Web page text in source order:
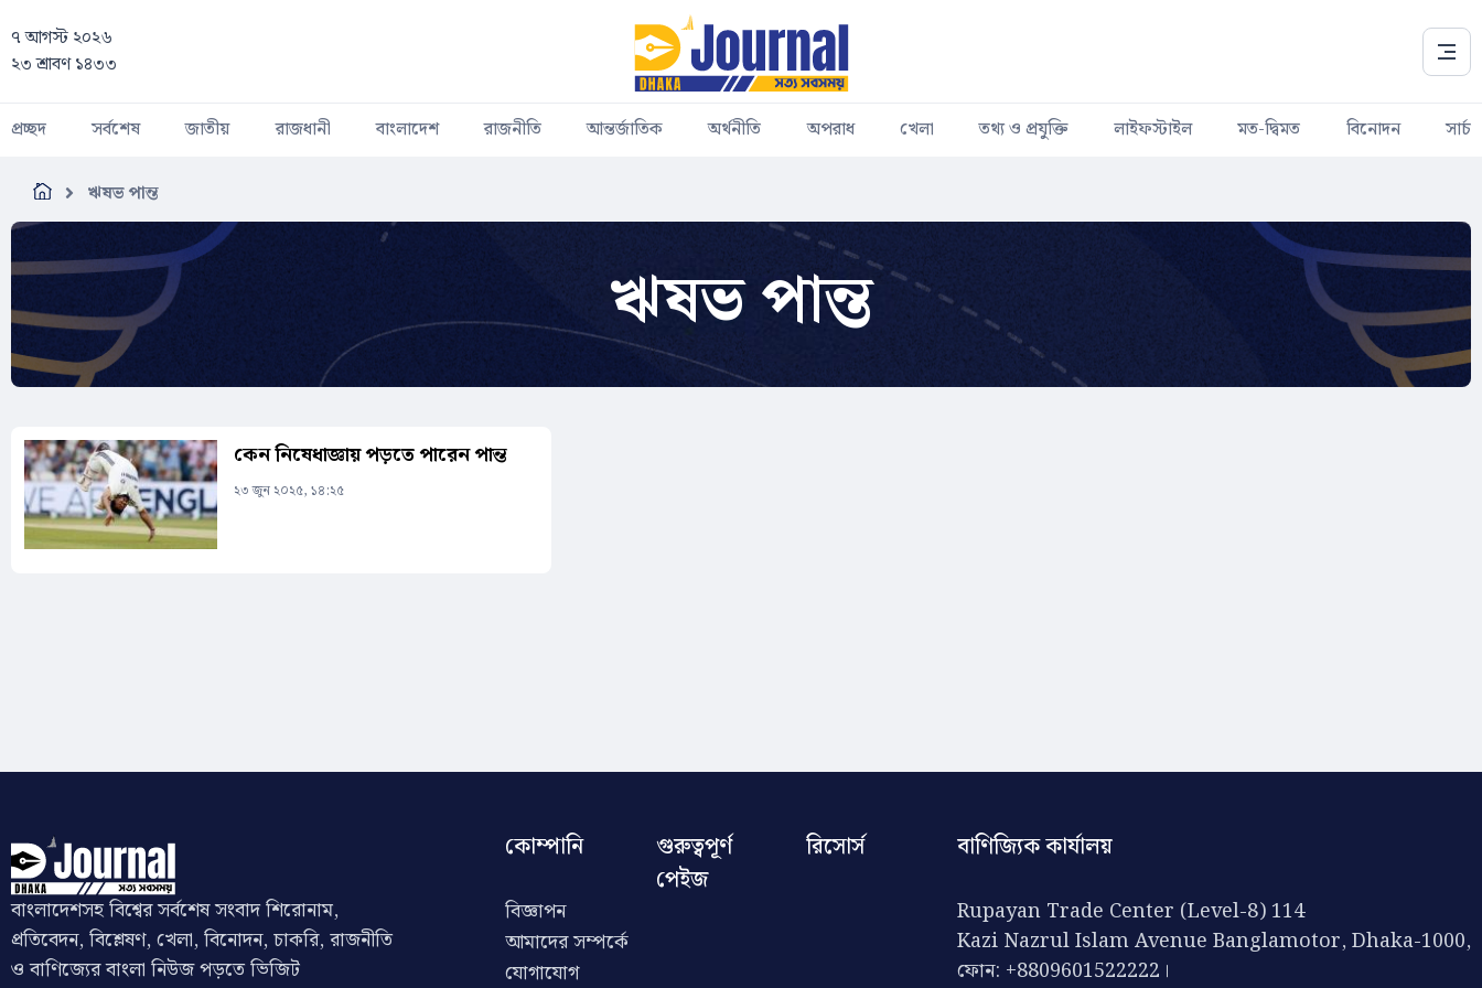
৭ আগস্ট ২০২৬
২৩ শ্রাবণ ১৪৩৩
প্রচ্ছদ সর্বশেষ জাতীয় রাজধানী বাংলাদেশ রাজনীতি আন্তর্জাতিক অর্থনীতি অপরাধ খেলা তথ্য ও প্রযুক্তি লাইফস্টাইল মত-দ্বিমত বিনোদন সার্চ
ঋষভ পান্ত
ঋষভ পান্ত
কেন নিষেধাজ্ঞায় পড়তে পারেন পান্ত
২৩ জুন ২০২৫, ১৪:২৫
বাংলাদেশসহ বিশ্বের সর্বশেষ সংবাদ শিরোনাম,
প্রতিবেদন, বিশ্লেষণ, খেলা, বিনোদন, চাকরি, রাজনীতি
ও বাণিজ্যের বাংলা নিউজ পড়তে ভিজিট
কোম্পানি
বিজ্ঞাপন
আমাদের সম্পর্কে
যোগাযোগ
গুরুত্বপূর্ণ
পেইজ
রিসোর্স বাণিজ্যিক কার্যালয়
Rupayan Trade Center (Level-8) 114
Kazi Nazrul Islam Avenue Banglamotor, Dhaka-1000,
ফোন: +8809601522222।